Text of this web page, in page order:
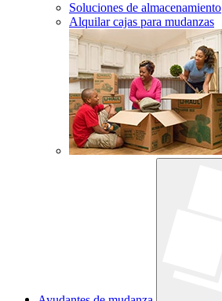
Soluciones de almacenamiento
Alquilar cajas para mudanzas